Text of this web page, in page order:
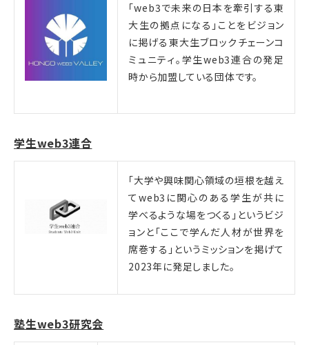
「web3で未来の日本を牽引する東
大生の拠点になる」ことをビジョン
に掲げる東大生ブロックチェーンコ
ミュニティ。学生web3連合の発足
時から加盟している団体です。
学生web3連合
「大学や興味関心領域の垣根を越え
てweb3に関心のある学生が共に
学べるような場をつくる」というビジ
ョンと「ここで学んだ人材が世界を
席巻する」というミッションを掲げて
2023年に発足しました。
塾生web3研究会